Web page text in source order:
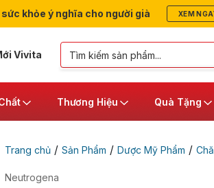
khỏe ý nghĩa cho người già XEM
Vivita
Thương Hiệu Quà Tặng
Trang chủ/ Sản Phẩm / Dược Mỹ Phẩm /
Neutrogena